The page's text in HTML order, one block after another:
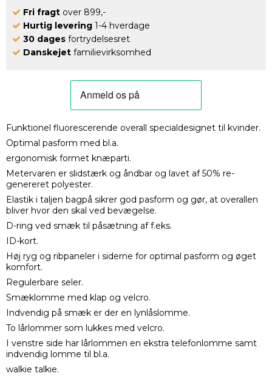
Fri fragt over 899,-
Hurtig levering 1-4 hverdage
30 dages fortrydelsesret
Danskejet familievirksomhed
Funktionel fluorescerende overall specialdesignet til kvinder.
Optimal pasform med bl.a.
ergonomisk formet knæparti.
Metervaren er slidstærk og åndbar og lavet af 50% re-
genereret polyester.
Elastik i taljen bagpå sikrer god pasform og gør, at overallen
bliver hvor den skal ved bevægelse.
D-ring ved smæk til påsætning af f.eks.
ID-kort.
Høj ryg og ribpaneler i siderne for optimal pasform og øget
komfort.
Regulerbare seler.
Smæklomme med klap og velcro.
Indvendig på smæk er der en lynlåslomme.
To lårlommer som lukkes med velcro.
I venstre side har lårlommen en ekstra telefonlomme samt
indvendig lomme til bl.a.
walkie talkie.